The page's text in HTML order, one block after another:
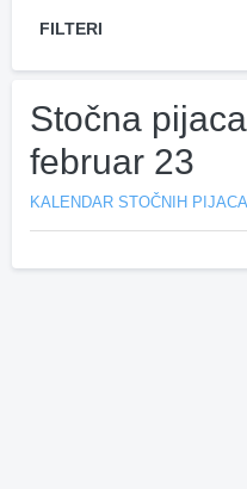
FILTERI
Stočna
februar 23
KALENDAR STOČNIH PIJACA